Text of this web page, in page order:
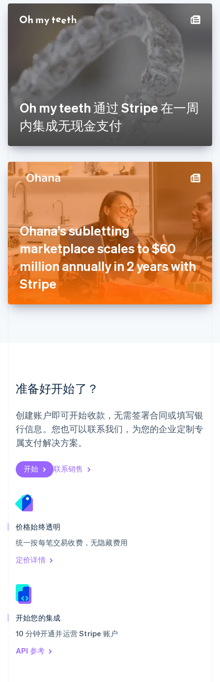
Oh my teeth 通过 Stripe 在一周
内集成无现金支付
Ohana’s subletting
marketplace scales to $60
million annually in 2 years with
Stripe
准备好开始了？
创建账户即可开始收款，无需签署合同或填写银
行信息。您也可以联系我们，为您的企业定制专
属支付解决方案。
开始 联系销售
价格始终透明
统一按每笔交易收费，无隐藏费用
定价详情
开始您的集成
10 分钟开通并运营 Stripe 账户
API 参考
丹麦
德国
English
Français English
芬兰
荷兰
Nederlands
加拿大
Français
捷克
克罗地亚
English
立陶宛
列支敦士登
Deutsch
卢森堡
FrançaisDeutschEnglish
罗马尼亚
English
马尔他
English
马来西亚
English
美国
日本
日本語English
SvenskaEnglish
瑞士
DeutschFrançais ItalianoEnglish
塞浦路斯
斯洛伐克
English
English
泰国
ไทย
希腊
English
西班牙
Español
新加坡
新西兰
匈牙利
English
ItalianoEnglish
印度
English